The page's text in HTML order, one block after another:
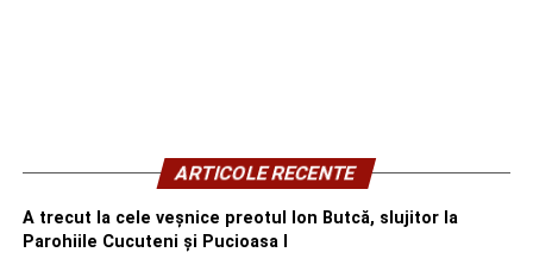
ARTICOLE RECENTE
A trecut la cele veșnice preotul Ion Butcă, slujitor la
Parohiile Cucuteni și Pucioasa I